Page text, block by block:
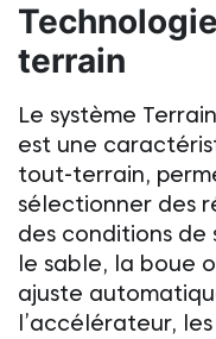
terrain
Le système
est une
tout-terrain,
sélectionner des
des conditions
le sable, la boue
ajuste
l’accélérateur,